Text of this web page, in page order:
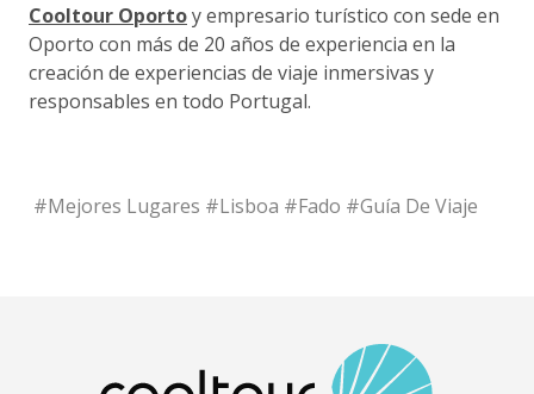
Cooltour Oportoy empresario turístico con sede en
Oporto con más de 20 años de experiencia en la
creación de experiencias de viaje inmersivas y
responsables en todo Portugal.
#Mejores Lugares #Lisboa #Fado #Guía De Viaje